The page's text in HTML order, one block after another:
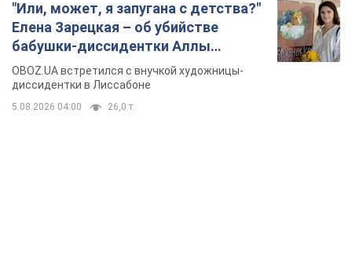
"Или, может, я запугана с детства?"
Елена Зарецкая – об убийстве
бабушки-диссидентки Аллы
Горской, критике сына Стуса и
бегстве в Португалию с пятью
детьми
OBOZ.UA встретился с внучкой художницы-
диссидентки в Лиссабоне
5.08.2026 04:00 26,0 т.